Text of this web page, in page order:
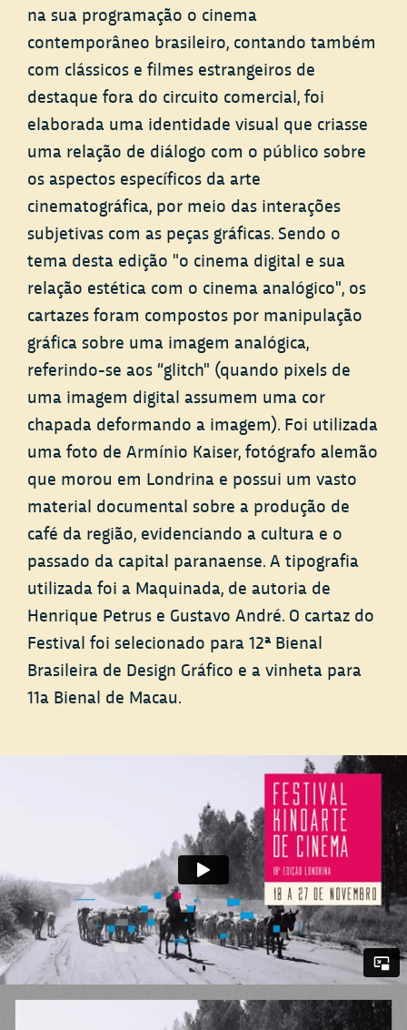
na sua programação o cinema
contemporâneo brasileiro, contando também
com clássicos e filmes estrangeiros de
destaque fora do circuito comercial, foi
elaborada uma identidade visual que criasse
uma relação de diálogo com o público sobre
os aspectos específicos da arte
cinematográfica, por meio das interações
subjetivas com as peças gráficas. Sendo o
tema desta edição "o cinema digital e sua
relação estética com o cinema analógico", os
cartazes foram compostos por manipulação
gráfica sobre uma imagem analógica,
referindo-se aos “glitch" (quando pixels de
uma imagem digital assumem uma cor
chapada deformando a imagem). Foi utilizada
uma foto de Armínio Kaiser, fotógrafo alemão
que morou em Londrina e possui um vasto
material documental sobre a produção de
café da região, evidenciando a cultura e o
passado da capital paranaense. A tipografia
utilizada foi a Maquinada, de autoria de
Henrique Petrus e Gustavo André. O cartaz do
Festival foi selecionado para 12ª Bienal
Brasileira de Design Gráfico e a vinheta para
11a Bienal de Macau.